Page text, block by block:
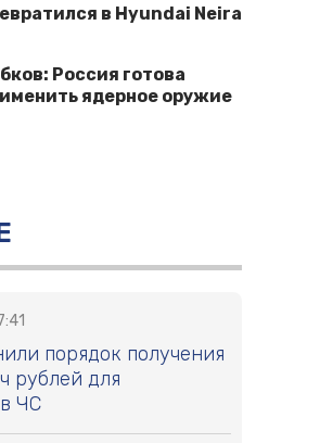
в Hyundai Neira
Россия готова
ядерное оружие
порядок получения
рублей для
ЧС